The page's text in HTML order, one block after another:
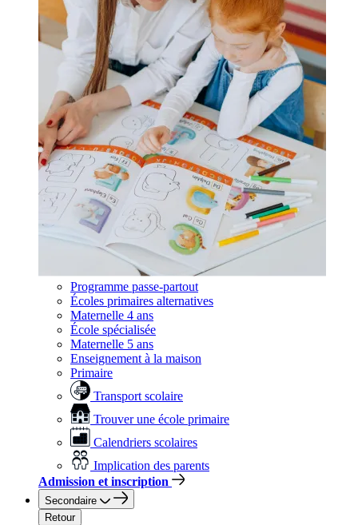
Programme passe-partout
Écoles primaires alternatives
Maternelle 4 ans
École spécialisée
Maternelle 5 ans
Enseignement à la maison
Primaire
Transport scolaire
Trouver une école primaire
Calendriers scolaires
Implication des parents
Admission et inscription
Secondaire
Retour